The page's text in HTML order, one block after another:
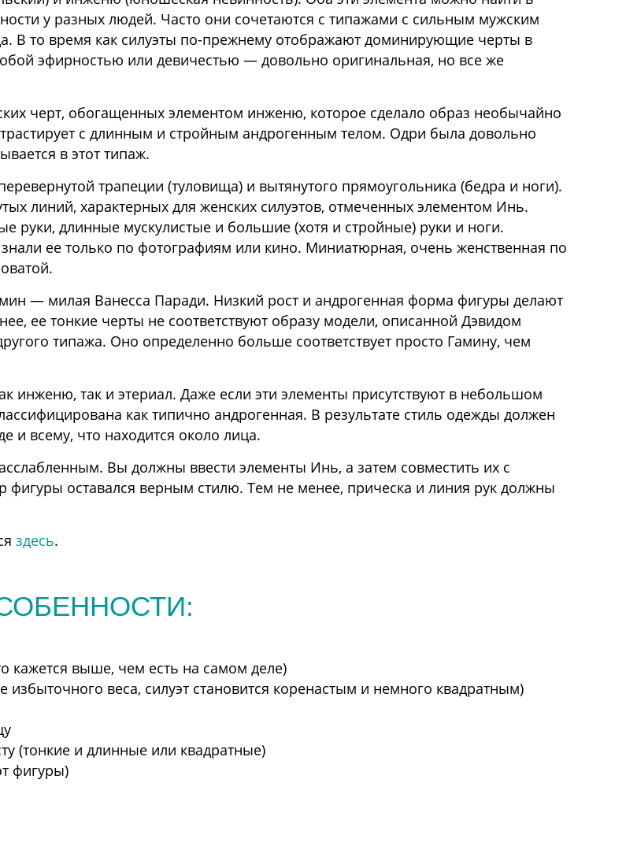
у разных людей. Часто они сочетаются с типажами с сильным мужским
В то время как силуэты по-прежнему отображают доминирующие черты в
эфирностью или девичестью — довольно оригинальная, но все же
черт, обогащенных элементом инженю, которое сделало образ необычайно
с длинным и стройным андрогенным телом. Одри была довольно
в этот типаж.
трапеции (туловища) и вытянутого прямоугольника (бедра и ноги).
линий, характерных для женских силуэтов, отмеченных элементом Инь.
длинные мускулистые и большие (хотя и стройные) руки и ноги.
ее только по фотографиям или кино. Миниатюрная, очень женственная по
— милая Ванесса Паради. Низкий рост и андрогенная форма фигуры делают
ее тонкие черты не соответствуют образу модели, описанной Дэвидом
типажа. Оно определенно больше соответствует просто Гамину, чем
инженю, так и этериал. Даже если эти элементы присутствуют в небольшом
как типично андрогенная. В результате стиль одежды должен
и всему, что находится около лица.
Вы должны ввести элементы Инь, а затем совместить их с
оставался верным стилю. Тем не менее, прическа и линия рук должны
здесь.
кажется выше, чем есть на самом деле)
веса, силуэт становится коренастым и немного квадратным)
(тонкие и длинные или квадратные)
фигуры)